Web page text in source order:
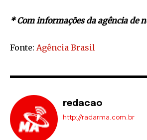
* Com informações da agência de
Fonte: Agência Brasil
redacao
http://radarma.com.br